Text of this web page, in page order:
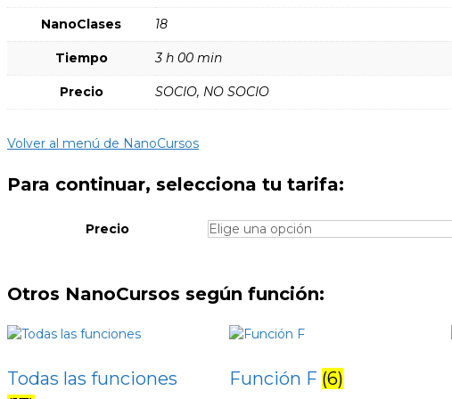
NanoClases 18
Tiempo 3 h 00 min
Precio SOCIO, NO SOCIO
Volver al menú de NanoCursos
Para continuar, selecciona tu tarifa:
Precio
Otros NanoCursos según función:
Todas las funciones
Función F (6)